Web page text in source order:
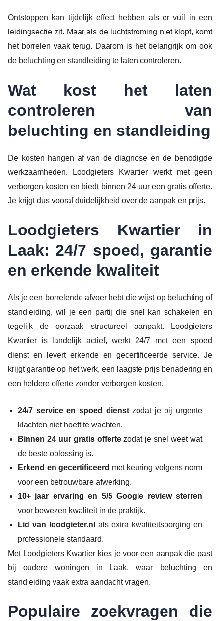
Ontstoppen kan tijdelijk effect hebben als er vuil in een
leidingsectie zit. Maar als de luchtstroming niet klopt, komt
het borrelen vaak terug. Daarom is het belangrijk om ook
de beluchting en standleiding te laten controleren.
Wat kost het laten
controleren van
beluchting en standleiding
De kosten hangen af van de diagnose en de benodigde
werkzaamheden. Loodgieters Kwartier werkt met geen
verborgen kosten en biedt binnen 24 uur een gratis offerte.
Je krijgt dus vooraf duidelijkheid over de aanpak en prijs.
Loodgieters Kwartier in
Laak: 24/7 spoed, garantie
en erkende kwaliteit
Als je een borrelende afvoer hebt die wijst op beluchting of
standleiding, wil je een partij die snel kan schakelen en
tegelijk de oorzaak structureel aanpakt. Loodgieters
Kwartier is landelijk actief, werkt 24/7 met een spoed
dienst en levert erkende en gecertificeerde service. Je
krijgt garantie op het werk, een laagste prijs benadering en
een heldere offerte zonder verborgen kosten.
24/7 service en spoed dienstzodat je bij urgente
klachten niet hoeft te wachten.
Binnen 24 uur gratis offertezodat je snel weet wat
de beste oplossing is.
Erkend en gecertificeerd met keuring volgens norm
voor een betrouwbare afwerking.
10+ jaar ervaring en 5/5 Google review sterren
voor bewezen kwaliteit in de praktijk.
Lid van loodgieter.nl
als extra kwaliteitsborging en
professionele standaard.
Met Loodgieters Kwartier kies je voor een aanpak die past
bij oudere woningen in Laak, waar beluchting en
standleiding vaak extra aandacht vragen.
Populaire zoekvragen die